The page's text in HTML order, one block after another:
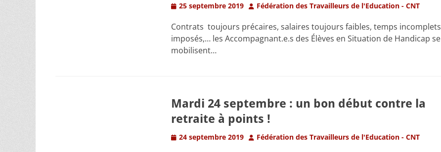
Posted
25 septembre 2019 Author
Fédération des Travailleurs de l'Education - CNT
Contrats toujours précaires, salaires toujours faibles, temps incomplets
imposés,… les Accompagnant.e.s des Élèves en Situation de Handicap se
mobilisent…
Mardi 24 septembre : un bon début contre la
retraite à points !
Posted
24 septembre 2019 Author
Fédération des Travailleurs de l'Education - CNT